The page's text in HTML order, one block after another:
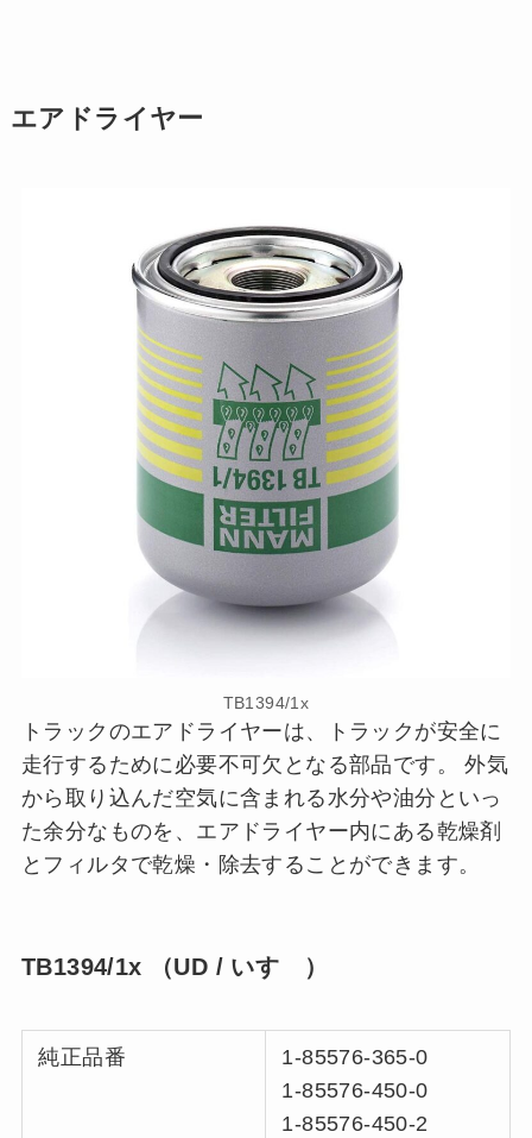
エアドライヤー
TB1394/1x
トラックのエアドライヤーは、トラックが安全に
走行するために必要不可欠となる部品です。 外気
から取り込んだ空気に含まれる水分や油分といっ
た余分なものを、エアドライヤー内にある乾燥剤
とフィルタで乾燥・除去することができます。
TB1394/1x （UD / いすゞ）
純正品番
1-85576-365-0
1-85576-450-0
1-85576-450-2